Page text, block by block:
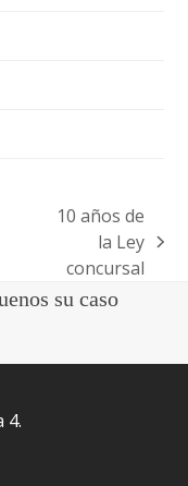
post:
10 años de
la Ley
concursal
su caso
4.